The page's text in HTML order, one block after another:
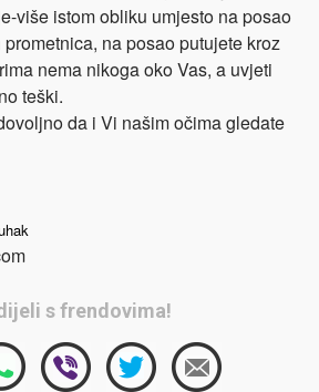
više istom obliku umjesto na posao
na posao putujete kroz
nema nikoga oko Vas, a uvjeti
teški.
da i Vi našim očima gledate
s frendovima!